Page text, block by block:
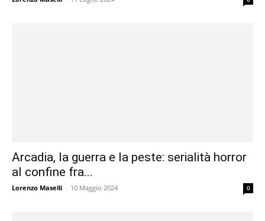
Arcadia, la guerra e la peste: serialità horror
al confine fra...
Lorenzo Maselli - 10 Maggio 2024 0